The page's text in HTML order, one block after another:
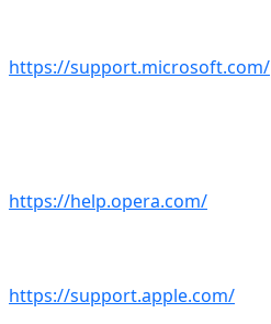
https://support.microsoft.com/
https://help.opera.com/
https://support.apple.com/